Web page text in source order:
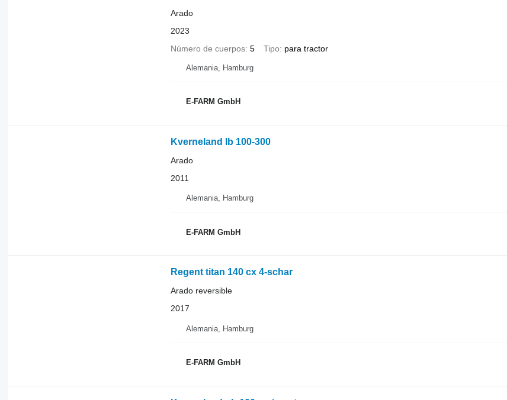
Arado
2023
Número de cuerpos 5 Tipo para tractor
Alemania, Hamburg
E-FARM GmbH
Kverneland lb 100-300
Arado
2011
Alemania, Hamburg
E-FARM GmbH
Regent titan 140 cx 4-schar
Arado reversible
2017
Alemania, Hamburg
E-FARM GmbH